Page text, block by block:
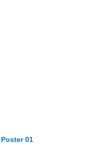
01